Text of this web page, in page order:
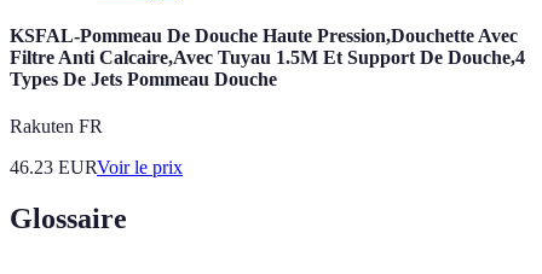
KSFAL-Pommeau De Douche Haute Pression,Douchette Avec
Filtre Anti Calcaire,Avec Tuyau 1.5M Et Support De Douche,4
Types De Jets Pommeau Douche
Rakuten FR
46.23 EURVoir le prix
Glossaire